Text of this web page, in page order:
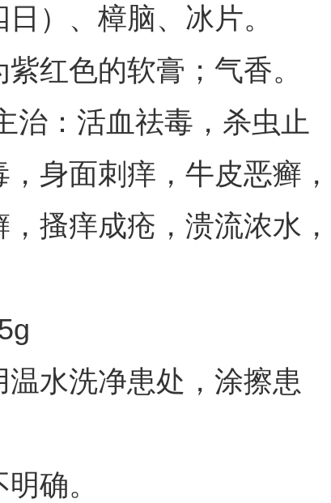
日）、樟脑、冰片。
红色的软膏；气香。
治：活血祛毒，杀虫止
身面刺痒，牛皮恶癣，
搔痒成疮，溃流浓水，
温水洗净患处，涂擦患
确。